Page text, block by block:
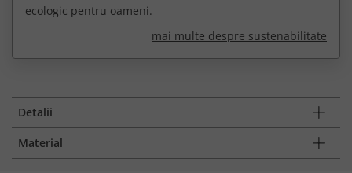
ecologic pentru oameni.
mai multe despre sustenabilitate
Detalii
Material